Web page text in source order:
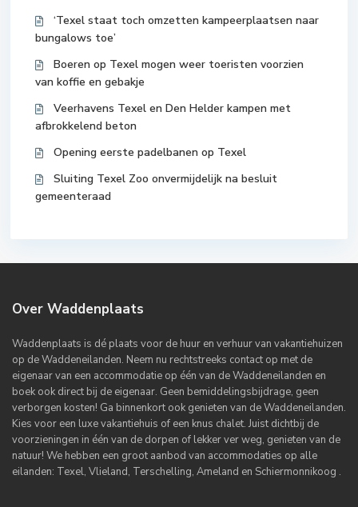
‘Texel staat toch omzetten kampeerplaatsen naar
bungalows toe’
Boeren op Texel mogen weer toeristen voorzien
van koffie en gebakje
Veerhavens Texel en Den Helder kampen met
afbrokkelend beton
Opening eerste padelbanen op Texel
Sluiting Texel Zoo onvermijdelijk na besluit
gemeenteraad
Over Waddenplaats
Waddenplaats is dé plaats voor de huur en verhuur van vakantiehuizen
op de Waddeneilanden. Neem nu rechtstreeks contact op met de
eigenaar van een accommodatie op één van de Waddeneilanden en
boek ook direct bij de eigenaar. Geen bemiddelingsbijdrage, geen
verborgen kosten! Ga binnenkort ook genieten van de Waddeneilanden.
Kies voor een luxe vakantiehuis of een knus chalet. Juist dichtbij de
voorzieningen in één van de dorpen of lekker ver weg, genieten van de
natuur! We hebben een groot aanbod van accommodaties op alle
eilanden: Texel, Vlieland, Terschelling, Ameland en Schiermonnikoog .